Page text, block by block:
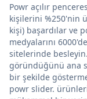
Powr açılır
kişilerini %250'nin
kişi) başardılar ve
medyalarını
sitelerinde
göründüğünü ana
bir şekilde
powr slider.